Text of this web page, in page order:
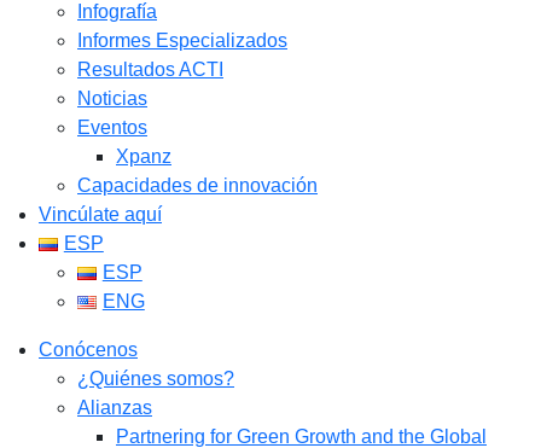
Infografía
Informes Especializados
Resultados ACTI
Noticias
Eventos
Xpanz
Capacidades de innovación
Vincúlate aquí
ESP
ESP
ENG
Conócenos
¿Quiénes somos?
Alianzas
Partnering for Green Growth and the Global